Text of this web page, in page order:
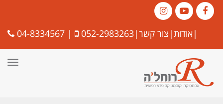
Facebook
YouTube
Instagram |אודות| צור קשר|
052-2983263
|
04-8334567